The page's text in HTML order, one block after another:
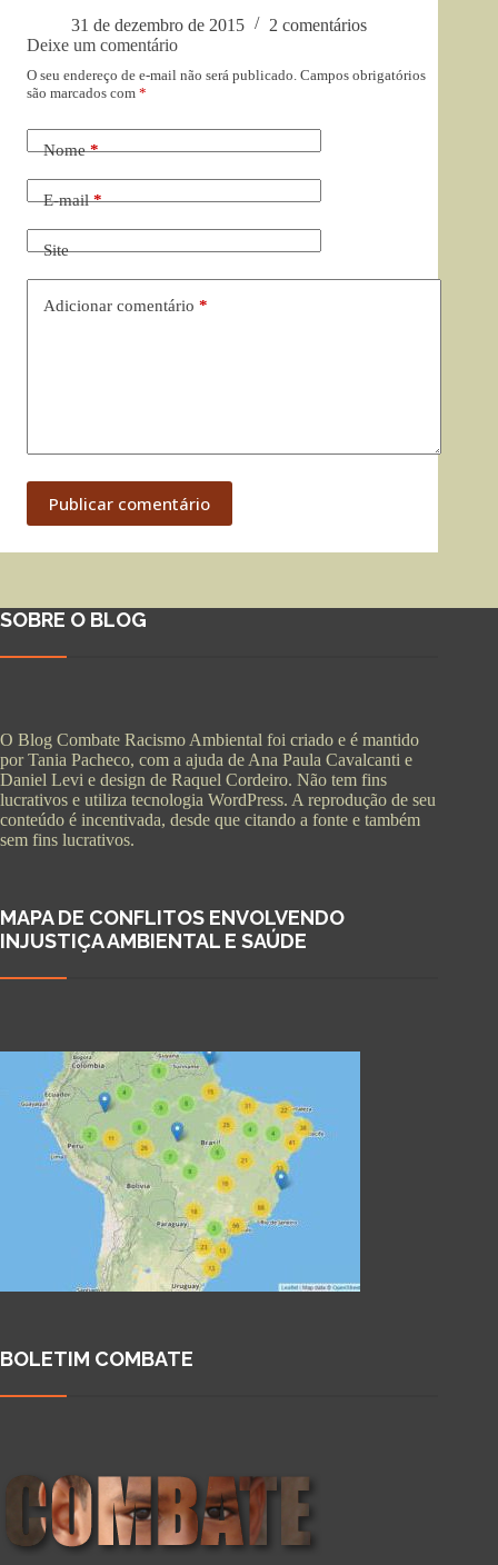
31 de dezembro de 2015
2 comentários
Deixe um comentário
O seu endereço de e-mail não será publicado. Campos obrigatórios
são marcados com *
Nome*
E-mail*
Site
Adicionar comentário *
Publicar comentário
SOBRE O BLOG
O Blog Combate Racismo Ambiental foi criado e é mantido
por Tania Pacheco, com a ajuda de Ana Paula Cavalcanti e
Daniel Levi e design de Raquel Cordeiro. Não tem fins
lucrativos e utiliza tecnologia WordPress. A reprodução de seu
conteúdo é incentivada, desde que citando a fonte e também
sem fins lucrativos.
MAPA DE CONFLITOS ENVOLVENDO
INJUSTIÇA AMBIENTAL E SAÚDE
BOLETIM COMBATE